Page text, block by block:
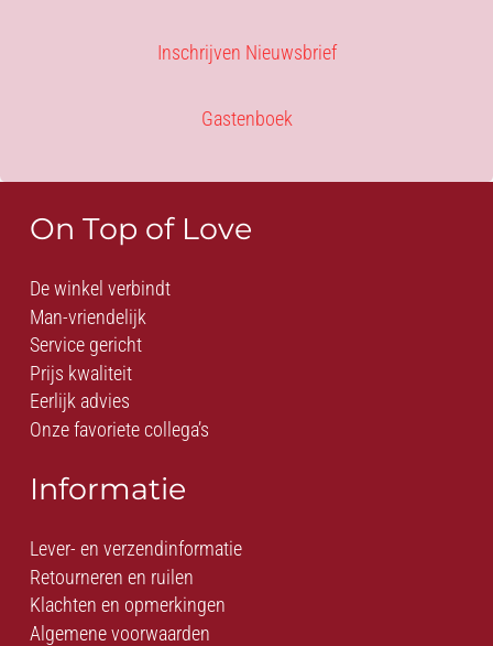
Inschrijven Nieuwsbrief
Gastenboek
On Top of Love
De winkel verbindt
Man-vriendelijk
Service gericht
Prijs kwaliteit
Eerlijk advies
Onze favoriete collega’s
Informatie
Lever- en verzendinformatie
Retourneren en ruilen
Klachten en opmerkingen
Algemene voorwaarden